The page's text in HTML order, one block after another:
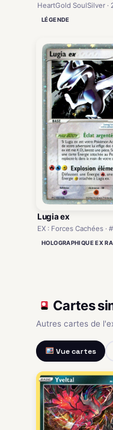
HeartGold SoulSilver ·
LÉGENDE
Lugia ex
EX : Forces Cachées ·
HOLOGRAPHIQUE EX
Cartes
Autres cartes de
Vue cartes